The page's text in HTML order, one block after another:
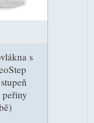
s
peřiny